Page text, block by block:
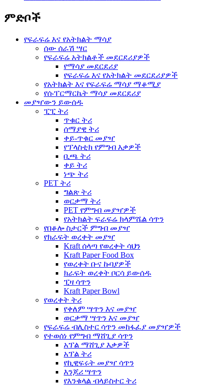
ምድቦች
የፍራፍሬ እና የአትክልት ማሳያ
ሰው ሰራሽ ሣር
የፍራፍሬ አትክልቶች መደርደሪያዎች
የማሳያ መደርደሪያ
የፍራፍሬ እና የአትክልት መደርደሪያዎች
የአትክልት እና የፍራፍሬ ማሳያ ማቆሚያ
የሱፐርማርኬት ማሳያ መደርደሪያ
መያዣውን ይውሰዱ
ፒፒ ትሪ
ጥቁር ትሪ
ሰማያዊ ትሪ
ቀይ-ጥቁር መያዣ
የፕላስቲክ የምግብ እቃዎች
ቢጫ ትሪ
ቀይ ትሪ
ነጭ ትሪ
PET ትሪ
ግልጽ ትሪ
ወርቃማ ትሪ
PET የምግብ መያዣዎች
የአትክልት ፍራፍሬ ክላምሼል ሳጥን
የበቆሎ ስታርች ምግብ መያዣ
የክራፍት ወረቀት መያዣ
Kraft ሰላጣ የወረቀት ሳህን
Kraft Paper Food Box
የወረቀት ቡና ኩባያዎች
ክራፍት ወረቀት ቦርሳ ይውሰዱ
ፒዛ ሳጥን
Kraft Paper Bowl
የወረቀት ትሪ
የቀለም ሣጥን እና መያዣ
ወርቃማ ሣጥን እና መያዣ
የፍራፍሬ ብሊስተር ሳጥን መከፋፈያ መያዣዎች
የተወሰነ የምግብ ማሸጊያ ሳጥን
አፕል ማሸጊያ እቃዎች
አፕል ትሪ
የኪዊፍሩት መያዣ ሳጥን
እንጆሪ ሣጥን
የእንቁላል ብላይስተር ትሪ